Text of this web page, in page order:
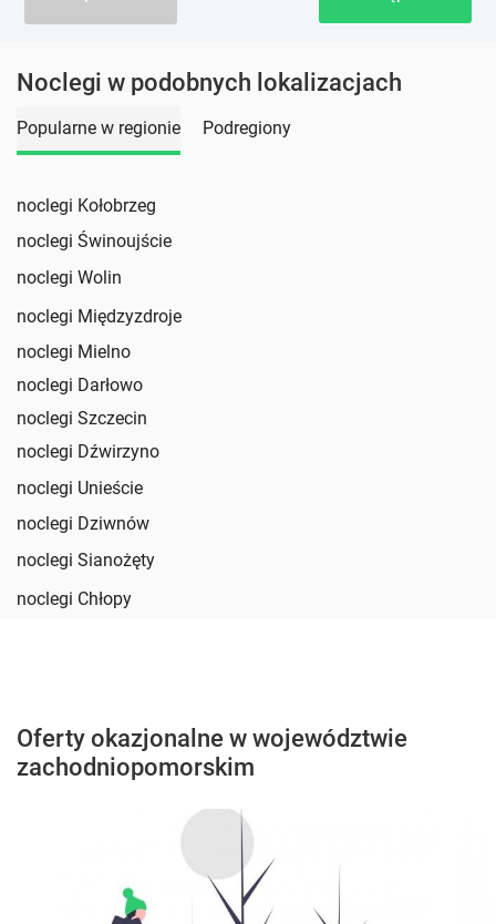
Noclegi w podobnych lokalizacjach
Popularne w regionie Podregiony
noclegi Kołobrzeg
noclegi Świnoujście
noclegi Wolin
noclegi Międzyzdroje
noclegi Mielno
noclegi Darłowo
noclegi Szczecin
noclegi Dźwirzyno
noclegi Unieście
noclegi Dziwnów
noclegi Sianożęty
noclegi Chłopy
Oferty okazjonalne w województwie
zachodniopomorskim